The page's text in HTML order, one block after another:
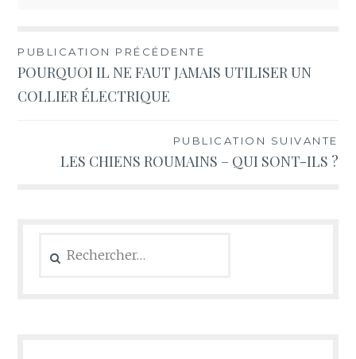
Navigation
de
PUBLICATION PRÉCÉDENTE
POURQUOI IL NE FAUT JAMAIS UTILISER UN
COLLIER ÉLECTRIQUE
PUBLICATION SUIVANTE
LES CHIENS ROUMAINS – QUI SONT-ILS ?